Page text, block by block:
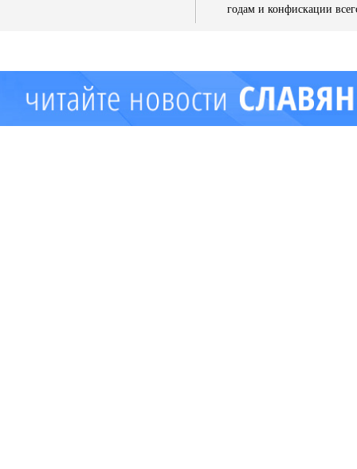
годам и конфискации